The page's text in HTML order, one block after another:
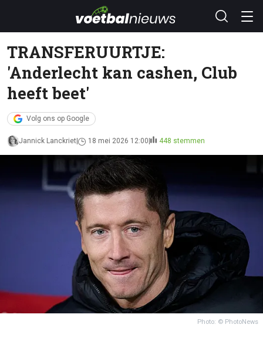
TRANSFERUURTJE:
'Anderlecht kan cashen, Club
heeft beet'
Volg ons op Google
Jannick Lanckriet 18 mei 2026 12:00 448 stemmen
Photo: © PhotoNews